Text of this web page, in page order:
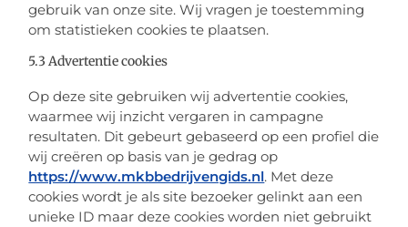
gebruik van onze site. Wij vragen je toestemming
om statistieken cookies te plaatsen.
5.3 Advertentie cookies
Op deze site gebruiken wij advertentie cookies,
waarmee wij inzicht vergaren in campagne
resultaten. Dit gebeurt gebaseerd op een profiel die
wij creëren op basis van je gedrag op
https://www.mkbbedrijvengids.nl. Met deze
cookies wordt je als site bezoeker gelinkt aan een
unieke ID maar deze cookies worden niet gebruikt